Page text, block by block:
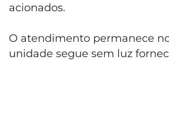
acionados.
O atendimento permanece
unidade segue sem luz